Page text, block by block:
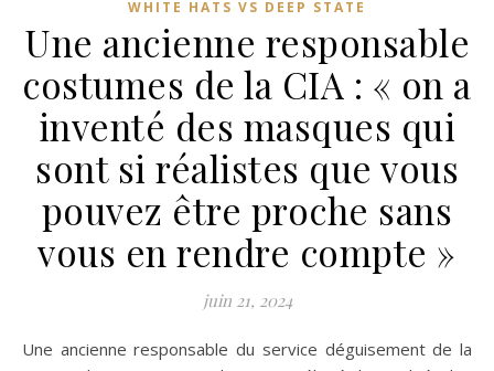
WHITE HATS VS DEEP STATE
Une ancienne responsable
costumes de la CIA : « on a
inventé des masques qui
sont si réalistes que vous
pouvez être proche sans
vous en rendre compte »
juin 21, 2024
Une ancienne responsable du service déguisement de la